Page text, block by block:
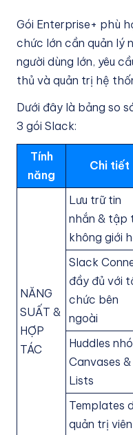
Gói Enterprise+ phù
chức lớn cần quản lý
người dùng lớn, yêu
thủ và quản trị hệ
Dưới đây là bảng so
3 gói Slack:
Tính
năng
Chi tiết
NĂNG
SUẤT &
HỢP
TÁC
Lưu trữ tin
nhắn & tập
không giới
Slack
đầy đủ với
chức bên
ngoài
Huddles
Canvases &
Lists
Templates
quản trị viên